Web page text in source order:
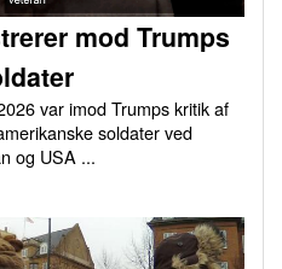
mod Trumps
var imod Trumps kritik af
soldater ved
og USA ...